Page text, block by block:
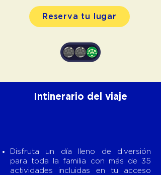
Reserva tu lugar
Intinerario del viaje
Disfruta un día lleno de diversión
para toda la familia con más de 35
actividades incluidas en tu acceso